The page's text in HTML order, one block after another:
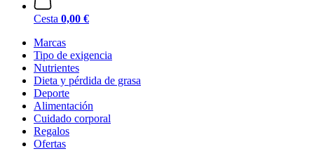
Cesta 0,00 €
Marcas
Tipo de exigencia
Nutrientes
Dieta y pérdida de grasa
Deporte
Alimentación
Cuidado corporal
Regalos
Ofertas